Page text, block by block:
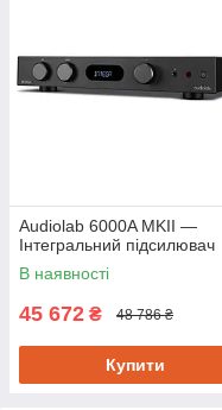
Audiolab 6000A MKII —
Інтегральний підсилювач
В наявності
45 672 ₴ 48 786 ₴
Купити